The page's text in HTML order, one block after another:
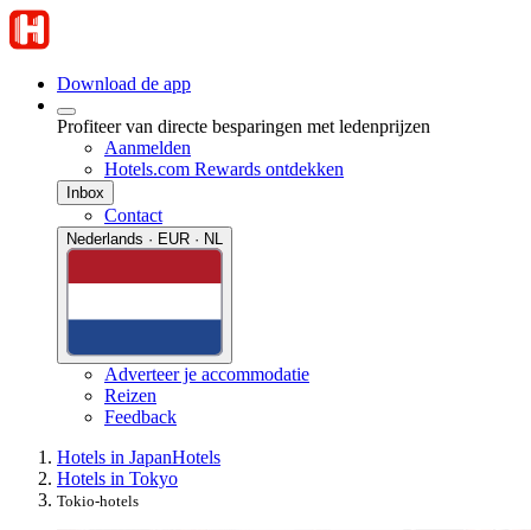
Download de app
Profiteer van directe besparingen met ledenprijzen
Aanmelden
Hotels.com Rewards ontdekken
Inbox
Contact
Nederlands · EUR · NL
Adverteer je accommodatie
Reizen
Feedback
Hotels in JapanHotels
Hotels in Tokyo
Tokio-hotels